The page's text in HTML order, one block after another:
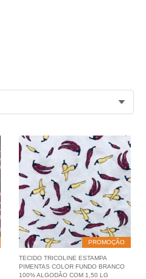
PROMOÇÃO
TECIDO TRICOLINE ESTAMPA
PIMENTAS COLOR FUNDO BRANCO
100% ALGODÃO COM 1,50 LG